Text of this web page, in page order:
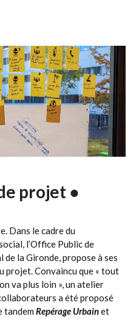
projet ●
Dans le cadre du
l’Office Public de
la Gironde, propose à ses
projet. Convaincu que « tout
va plus loin », un atelier
a été proposé
tandemRepérage Urbainet